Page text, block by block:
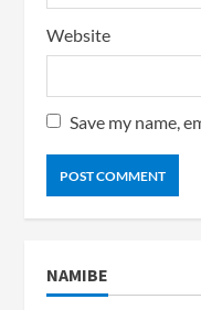
Website
Save my name,
NAMIBE